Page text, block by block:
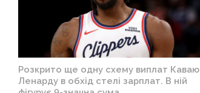
Розкрито ще одну схему виплат Каваю
Ленарду в обхід стелі зарплат. В ній